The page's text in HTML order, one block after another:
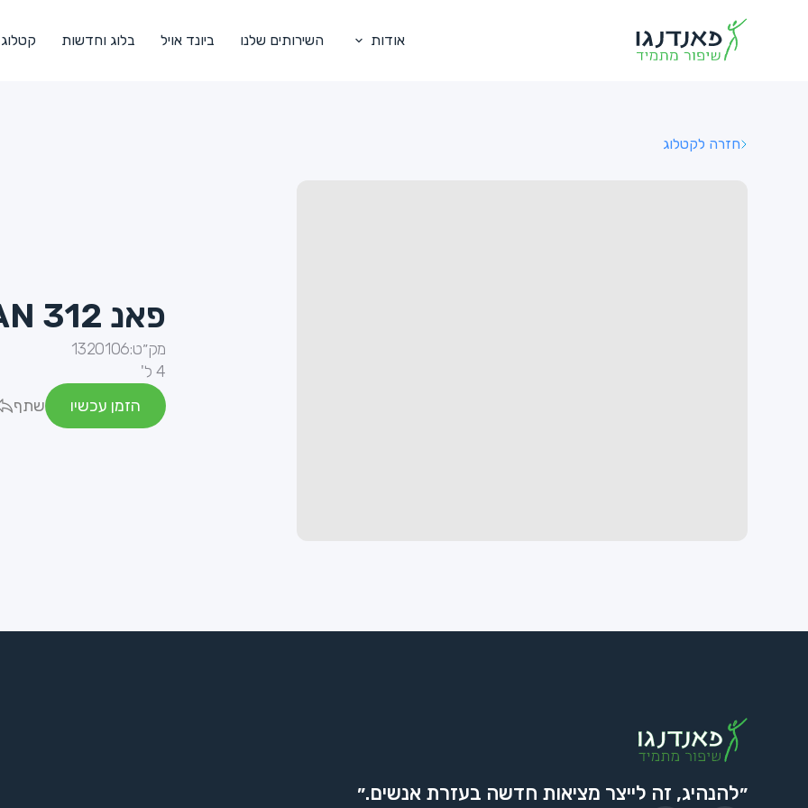
אודות השירותים שלנו ביונד אויל בלוג וחדשות קטלוג
חזרה לקטלוג
פאנ FAN 312- נוזל כלים 12%
מק״ט:1320106
4 ל'
הזמן עכשיו
שתף
״להנהיג, זה לייצר מציאות חדשה בעזרת אנשים.״